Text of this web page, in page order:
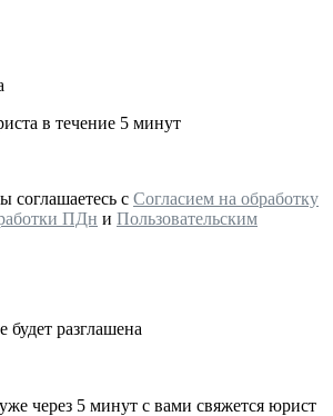
в течение 5 минут
соглашаетесь с Согласием на обработку
ПДн и Пользовательским
разглашена
через 5 минут с вами свяжется юрист